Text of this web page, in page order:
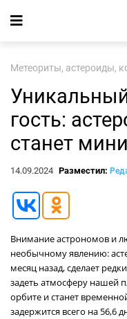
Метеориты, астероиды,
гость:
станет
14.09.2024 Разместил:
Внимание астрономов и
необычному явлению:
месяц назад, сделает
задеть атмосферу нашей
орбите и станет
задержится всего на 56,6